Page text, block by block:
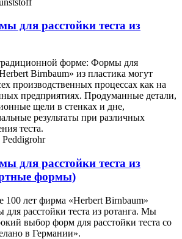
для расстойки теста из
форме: Формы для
Birnbaum» из пластика могут
производственных процессах как на
предприятиях. Продуманные детали,
щели в стенках и дне,
результаты при различных
теста.
для расстойки теста из
формы)
100 лет фирма «Herbert Birnbaum»
для расстойки теста из ротанга. Мы
выбор форм для расстойки теста со
в Германии».